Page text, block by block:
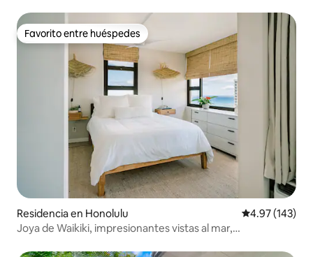
Favorito entre huéspedes
Favorito entre huéspedes
Residencia en Honolulu Calificación
4.97 (143)
Joya de Waikiki, impresionantes vistas al mar,